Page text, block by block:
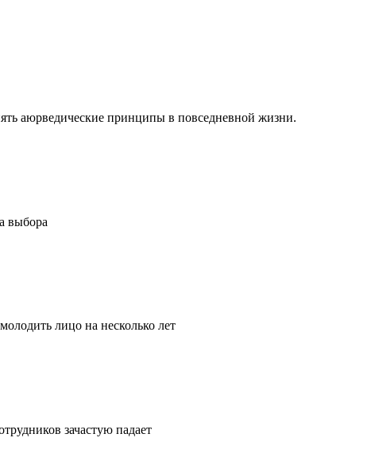
аюрведические принципы в повседневной жизни.
выбора
лицо на несколько лет
зачастую падает